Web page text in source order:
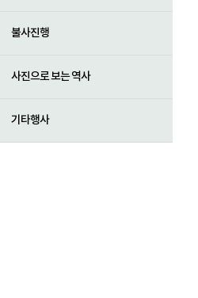
불사진행
사진으로 보는 역사
기타행사